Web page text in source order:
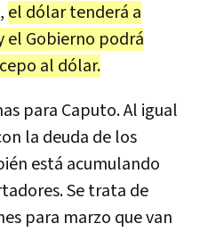
el dólar tenderá a
el Gobierno podrá
al dólar.
para Caputo. Al igual
la deuda de los
está acumulando
Se trata de
para marzo que van